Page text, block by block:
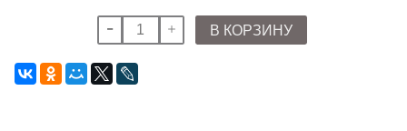
В КОРЗИНУ